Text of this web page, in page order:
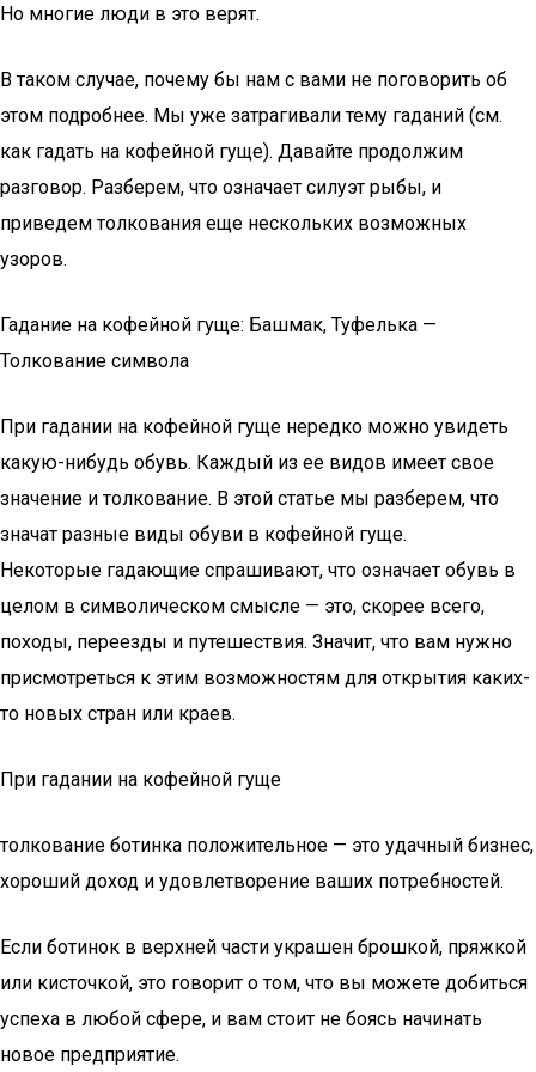
Но многие люди в это верят.
В таком случае, почему бы нам с вами не поговорить об
этом подробнее. Мы уже затрагивали тему гаданий (см.
как гадать на кофейной гуще). Давайте продолжим
разговор. Разберем, что означает силуэт рыбы, и
приведем толкования еще нескольких возможных
узоров.
Гадание на кофейной гуще: Башмак, Туфелька —
Толкование символа
При гадании на кофейной гуще нередко можно увидеть
какую-нибудь обувь. Каждый из ее видов имеет свое
значение и толкование. В этой статье мы разберем, что
значат разные виды обуви в кофейной гуще.
Некоторые гадающие спрашивают, что означает обувь в
целом в символическом смысле — это, скорее всего,
походы, переезды и путешествия. Значит, что вам нужно
присмотреться к этим возможностям для открытия каких-
то новых стран или краев.
При гадании на кофейной гуще
толкование ботинка положительное — это удачный бизнес,
хороший доход и удовлетворение ваших потребностей.
Если ботинок в верхней части украшен брошкой, пряжкой
или кисточкой, это говорит о том, что вы можете добиться
успеха в любой сфере, и вам стоит не боясь начинать
новое предприятие.